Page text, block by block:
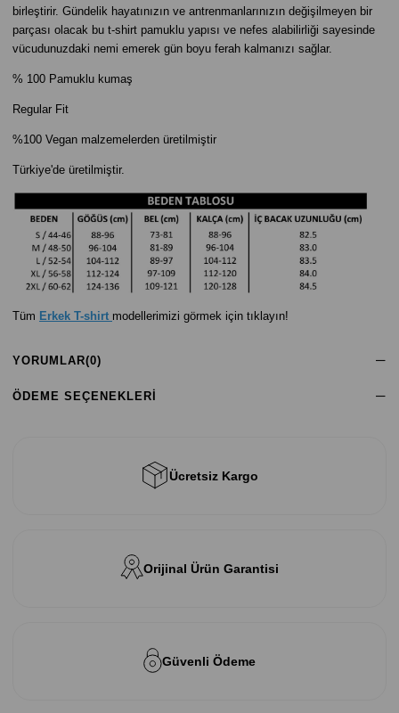
birleştirir. Gündelik hayatınızın ve antrenmanlarınızın değişilmeyen bir
parçası olacak bu t-shirt pamuklu yapısı ve nefes alabilirliği sayesinde
vücudunuzdaki nemi emerek gün boyu ferah kalmanızı sağlar.
% 100 Pamuklu kumaş
Regular Fit
%100 Vegan malzemelerden üretilmiştir
Türkiye'de üretilmiştir.
Tüm Erkek T-shirt modellerimizi görmek için tıklayın!
YORUMLAR(0)
ÖDEME SEÇENEKLERI
Ücretsiz Kargo
Orijinal Ürün Garantisi
Güvenli Ödeme